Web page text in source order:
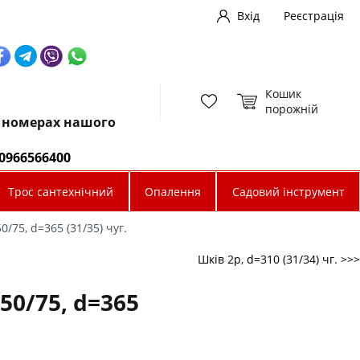
Вхід Реєстрація
номерах нашого
Кошик
порожній
Трос сантехнічний Опалення Садовий інструмент
75, d=365 (31/35) чуг.
Шків 2р, d=310 (31/34) чг. >>>
75, d=365